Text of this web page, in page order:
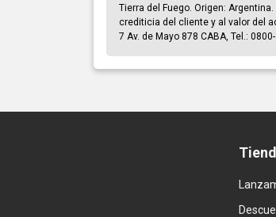
Tierra del Fuego. Origen:
crediticia del cliente y al valor del
7 Av. de Mayo 878 CABA, Tel.: